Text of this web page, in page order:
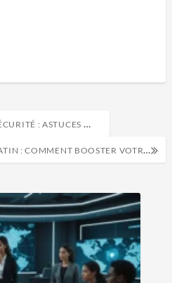
POUR PARTIR L’ESPRIT TRANQUILLE
SECRETS DU MATIN : COMMENT BOOSTER VOTRE ÉNERGIE CHAQUE JOUR